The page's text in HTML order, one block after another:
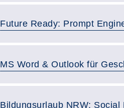
Future Ready: Prompt
MS Word & Outlook für
Bildungsurlaub NRW: